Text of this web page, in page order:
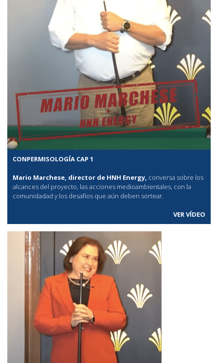
CONPERMISOLOGÍA CAP 1
Mario Marchese, director de HNH Energy, conversa sobre los
alcances del proyecto, las acciones medioambientales, con la
comunidadad y los desafíos que aún deben sortear.
VER VÍDEO